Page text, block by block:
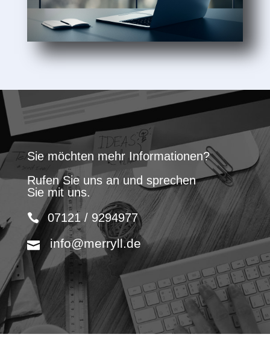
Sie möchten mehr Informationen?
Rufen Sie uns an und sprechen
Sie mit uns.
07121 / 9294977
info@merryll.de